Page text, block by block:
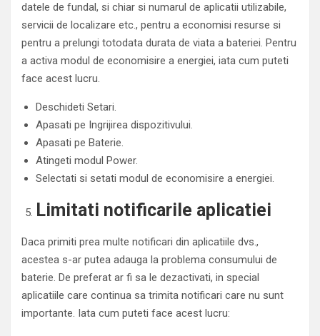
datele de fundal, si chiar si numarul de aplicatii utilizabile,
servicii de localizare etc., pentru a economisi resurse si
pentru a prelungi totodata durata de viata a bateriei. Pentru
a activa modul de economisire a energiei, iata cum puteti
face acest lucru.
Deschideti Setari.
Apasati pe Ingrijirea dispozitivului.
Apasati pe Baterie.
Atingeti modul Power.
Selectati si setati modul de economisire a energiei.
Limitati notificarile aplicatiei
Daca primiti prea multe notificari din aplicatiile dvs.,
acestea s-ar putea adauga la problema consumului de
baterie. De preferat ar fi sa le dezactivati, in special
aplicatiile care continua sa trimita notificari care nu sunt
importante. Iata cum puteti face acest lucru: